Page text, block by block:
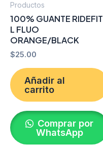
Productos
100% GUANTE RIDEFIT
L FLUO
ORANGE/BLACK
$25.00
Añadir al
carrito
Comprar por
WhatsApp